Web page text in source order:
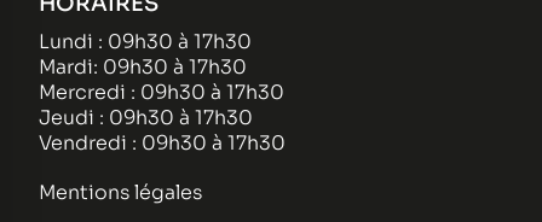
Lundi : 09h30 à 17h30
Mardi: 09h30 à 17h30
Mercredi : 09h30 à 17h30
Jeudi : 09h30 à 17h30
Vendredi : 09h30 à 17h30
Mentions légales